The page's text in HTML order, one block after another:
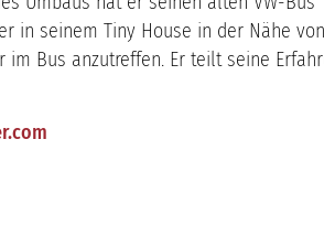
in seinem Tiny House in der Nähe
Bus anzutreffen. Er teilt seine